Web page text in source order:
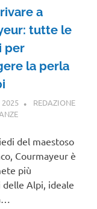
a
tutte le
per
la perla
2025
REDAZIONE
GUIDE
del maestoso
Courmayeur è
più
Alpi, ideale